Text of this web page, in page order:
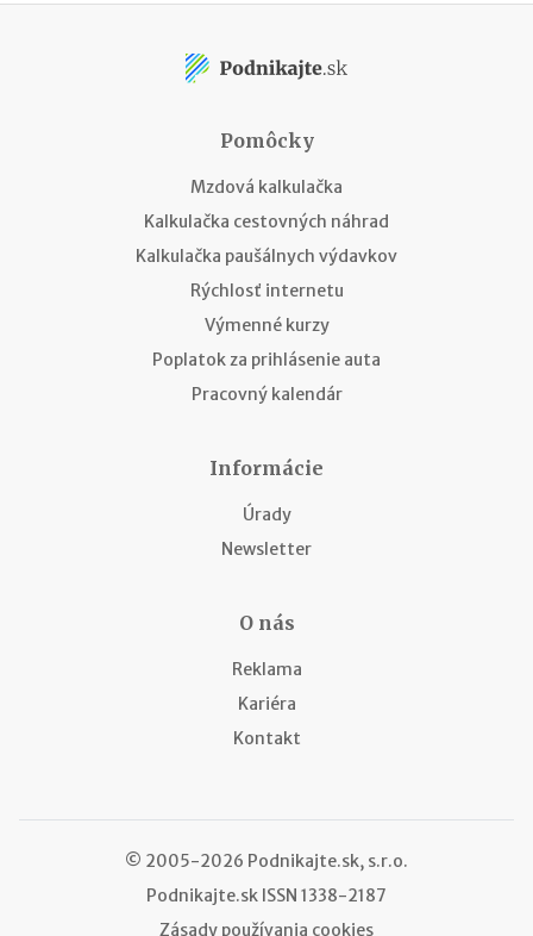
Pomôcky
Mzdová kalkulačka
Kalkulačka cestovných náhrad
Kalkulačka paušálnych výdavkov
Rýchlosť internetu
Výmenné kurzy
Poplatok za prihlásenie auta
Pracovný kalendár
Informácie
Úrady
Newsletter
O nás
Reklama
Kariéra
Kontakt
© 2005-2026 Podnikajte.sk, s.r.o.
Podnikajte.sk ISSN 1338-2187
Zásady používania cookies